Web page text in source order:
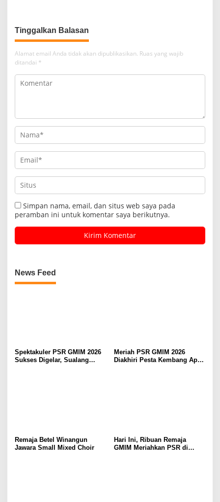
Tinggalkan Balasan
Alamat email Anda tidak akan dipublikasikan. Ruas yang wajib
ditandai *
Simpan nama, email, dan situs web saya pada
peramban ini untuk komentar saya berikutnya.
News Feed
Spektakuler PSR GMIM 2026
Sukses Digelar, Sualang
Meriah PSR GMIM 2026
Diakhiri Pesta Kembang Api,
Remaja Betel Winangun
Jawara Small Mixed Choir
Hari Ini, Ribuan Remaja
GMIM Meriahkan PSR di